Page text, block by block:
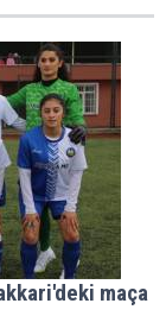
maça